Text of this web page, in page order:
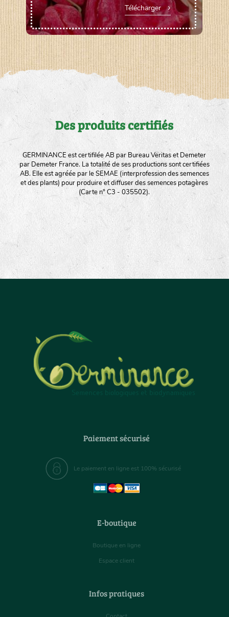
Télécharger
Des produits certifiés
GERMINANCE est certifilée AB par Bureau Veritas et Demeter
par Demeter France. La totalité de ses productions sont certifiées
AB. Elle est agréée par le SEMAE (interprofession des semences
et des plants) pour produire et diffuser des semences potagères
(Carte n° C3 - 035502).
Paiement sécurisé
Le paiement en ligne est 100% sécurisé
E-boutique
Boutique en ligne
Espace client
Infos pratiques